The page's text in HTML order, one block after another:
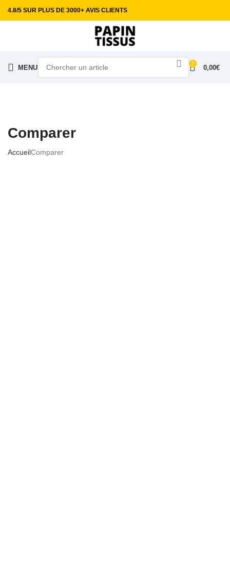
4.8/5 SUR PLUS DE 3000+ AVIS CLIENTS
MENU
0
0,00€
Comparer
AccueilComparer